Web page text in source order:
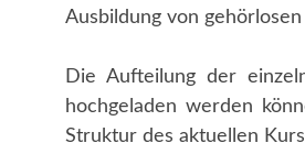
Ausbildung von
Die Aufteilung der
hochgeladen werden
Struktur des aktuellen